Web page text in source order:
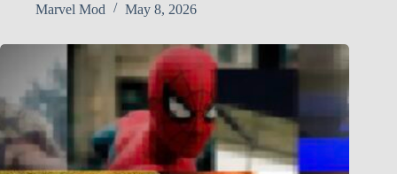
Marvel Mod
May 8, 2026